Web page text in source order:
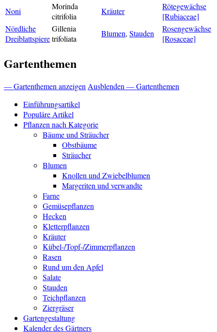
Noni
Morinda
citrifolia
Kräuter
Rötegewächse
[Rubiaceae]
Nördliche
Dreiblattspiere
Gillenia
trifoliata
Blumen, Stauden
Rosengewächse
[Rosaceae]
Gartenthemen
— Gartenthemen anzeigenAusblenden — Gartenthemen
Einführungsartikel
Populäre Artikel
Pflanzen nach Kategorie
Bäume und Sträucher
Obstbäume
Sträucher
Blumen
Knollen und Zwiebelblumen
Margeriten und verwandte
Farne
Gemüsepflanzen
Hecken
Kletterpflanzen
Kräuter
Kübel-/Topf-/Zimmerpflanzen
Rasen
Rund um den Apfel
Salate
Stauden
Teichpflanzen
Ziergräser
Gartengestaltung
Kalender des Gärtners